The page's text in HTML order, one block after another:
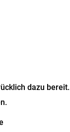
dazu bereit.